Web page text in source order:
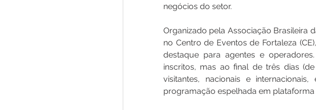
negócios do setor.
Organizado pela Associação Brasileira
no Centro de Eventos de Fortaleza
destaque para agentes e
inscritos, mas ao final de três dias
visitantes, nacionais e
programação espelhada em plataforma